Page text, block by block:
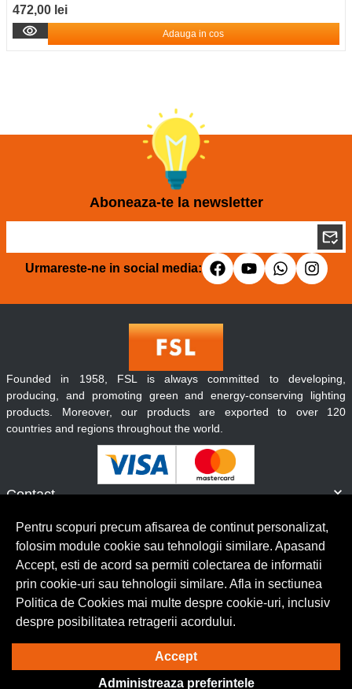
472,00 lei
Adauga in cos
Aboneaza-te la newsletter
Urmareste-ne in social media:
Contact
Servicii clienti
Founded in 1958, FSL is always committed to developing,
producing, and promoting green and energy-conserving lighting
products. Moreover, our products are exported to over 120
countries and regions throughout the world.
© Copyright 2026 Lumilux. Toate drepturile rezervate.
Solutie eCommercepowered by
BrowserID:
Pentru scopuri precum afisarea de continut personalizat,
folosim module cookie sau tehnologii similare. Apasand
Accept, esti de acord sa permiti colectarea de informatii
prin cookie-uri sau tehnologii similare. Afla in sectiunea
Politica de Cookies mai multe despre cookie-uri, inclusiv
despre posibilitatea retragerii acordului.
Accept
Administreaza preferintele